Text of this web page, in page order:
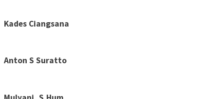
Kades Ciangsana
Anton S Suratto